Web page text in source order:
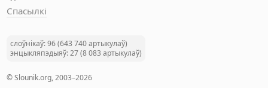
Спасылкі
слоўнікаў: 96 (643 740 артыкулаў)
энцыкляпэдыяў: 27 (8 083 артыкулаў)
© Slounik.org, 2003–2026